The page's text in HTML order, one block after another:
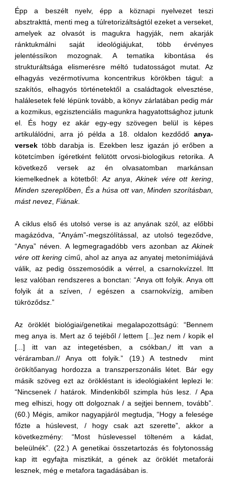
Épp a beszélt nyelv, épp a köznapi nyelvezet teszi
absztrakttá, menti meg a túlretorizáltságtól ezeket a verseket,
amelyek az olvasót is magukra hagyják, nem akarják
ránktukmálni saját ideológiájukat, több érvényes
jelentéssíkon mozognak. A tematika kibontása és
strukturáltsága elismerésre méltó tudatosságot mutat. Az
elhagyás vezérmotívuma koncentrikus körökben tágul: a
szakítós, elhagyós történetektől a családtagok elvesztése,
halálesetek felé lépünk tovább, a könyv zárlatában pedig már
a kozmikus, egzisztenciális magunkra hagyatottsághoz jutunk
el. És hogy ez akár egy-egy szövegen belül is képes
artikulálódni, arra jó példa a 18. oldalon kezdődő anya-
versek több darabja is. Ezekben lesz igazán jó erőben a
kötetcímben ígéretként felütött orvosi-biologikus retorika. A
következő versek az én olvasatomban markánsan
kiemelkednek a kötetből: Az anya ,Akinek vére ott kering
Minden szereplőben, És a húsa ott van,Minden szorításban,
mást nevez Fiának.
A ciklus első és utolsó verse is az anyának szól, az előbbi
magázódva, “Anyám”-megszólítással, az utolsó tegeződve,
“Anya” néven. A legmegragadóbb vers azonban azAkinek
vére ott kering című, ahol az anya az anyatej metonímiájává
válik, az pedig összemosódik a vérrel, a csarnokvízzel. Itt
lesz valóban rendszeres a bonctan: “Anya ott folyik. Anya ott
folyik át a szíven, / egészen a csarnokvízig, amiben
tükröződsz.”
Az öröklét biológiai/genetikai megalapozottságú: “Bennem
meg anya is. Mert az ő tejéből / lettem [...]ez nem / kopik el
[...] itt van az integetésben, a csókban,/ itt van a
véráramban.// Anya ott folyik.” (19.) A testnedv mint
örökítőanyag hordozza a transzperszonális létet. Bár egy
másik szöveg ezt az örökléstant is ideológiaként leplezi le:
“Nincsenek / határok. Mindenkiből szimpla hús lesz. / Apa
meg elhiszi, hogy ott dolgoznak / a sejtjei bennem, tovább”.
(60.) Mégis, amikor nagyapjáról megtudja, “Hogy a felesége
főzte a húslevest, / hogy csak azt szerette”, akkor a
következmény: “Most húslevessel tölteném a kádat,
beleülnék”. (22.) A genetikai összetartozás és folytonosság
kap itt egyfajta misztikát, a gének az öröklét metaforái
lesznek, még e metafora tagadásában is.